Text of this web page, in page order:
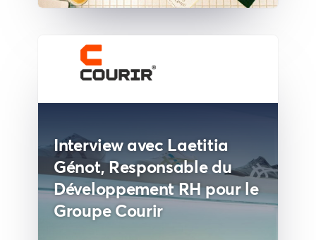
Interview avec Laetitia
Génot, Responsable du
Développement RH pour le
Groupe Courir